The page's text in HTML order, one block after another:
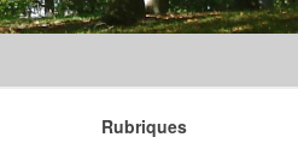
Rubriques